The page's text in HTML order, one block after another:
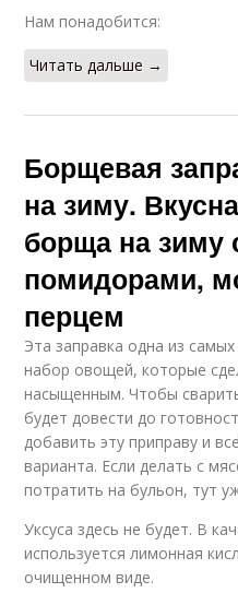
Нам понадобится:
Читать дальше →
Борщевая
на зиму.
борща на зиму
помидорами,
перцем
Эта заправка одна из
набор овощей, которые
насыщенным. Чтобы
будет довести до
добавить эту приправу и
варианта. Если делать с
потратить на бульон, тут
Уксуса здесь не будет. В
используется лимонная
очищенном виде.